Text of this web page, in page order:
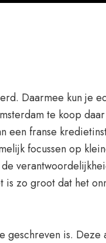
Daarmee kun je
te koop
een franse
focussen op
is zo groot dat het
geschreven is.